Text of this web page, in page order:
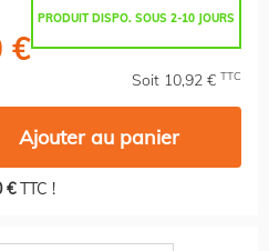
PRODUIT DISPO. SOUS 2-10 JOURS
€
Soit 10,92 € TTC
Ajouter au panier
€TTC !